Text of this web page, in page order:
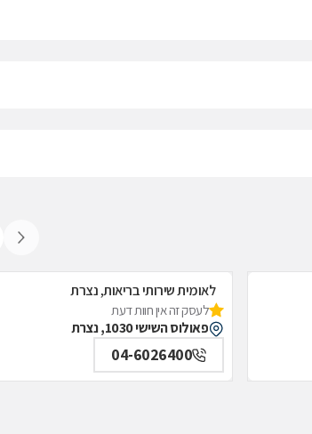
לאומית שירותי בריאות, נצרת
לעסק זה אין חוות דעת
פאולוס השישי 1030, נצרת
04-6026400